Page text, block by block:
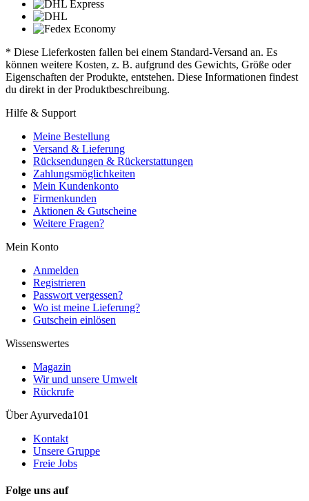
* Diese Lieferkosten fallen bei einem Standard-Versand an. Es
können weitere Kosten, z. B. aufgrund des Gewichts, Größe oder
Eigenschaften der Produkte, entstehen. Diese Informationen findest
du direkt in der Produktbeschreibung.
Hilfe & Support
Meine Bestellung
Versand & Lieferung
Rücksendungen & Rückerstattungen
Zahlungsmöglichkeiten
Mein Kundenkonto
Firmenkunden
Aktionen & Gutscheine
Weitere Fragen?
Mein Konto
Anmelden
Registrieren
Passwort vergessen?
Wo ist meine Lieferung?
Gutschein einlösen
Wissenswertes
Magazin
Wir und unsere Umwelt
Rückrufe
Über Ayurveda101
Kontakt
Unsere Gruppe
Freie Jobs
Folge uns auf